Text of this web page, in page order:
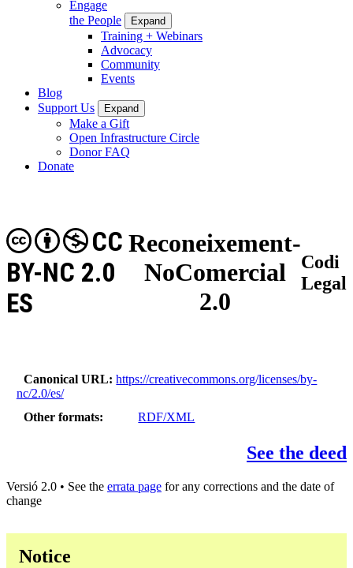
Engage
the People
Expand
Training + Webinars
Advocacy
Community
Events
Blog
Support Us
Expand
Make a Gift
Open Infrastructure Circle
Donor FAQ
Donate
Reconeixement-
NoComercial
2.0
CC
BY-NC 2.0
ES
Codi
Legal
Canonical URL
https://creativecommons.org/licenses/by-
nc/2.0/es/
Other formats
RDF/XML
See the deed
Versió 2.0 • See the errata page for any corrections and the date of
change
Notice